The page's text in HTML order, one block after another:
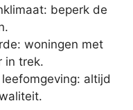
beperk de
woningen met
in trek.
altijd